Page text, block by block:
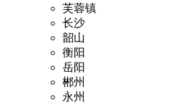
芙蓉镇
长沙
韶山
衡阳
岳阳
郴州
永州